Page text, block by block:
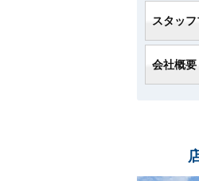
スタッ
会社概要